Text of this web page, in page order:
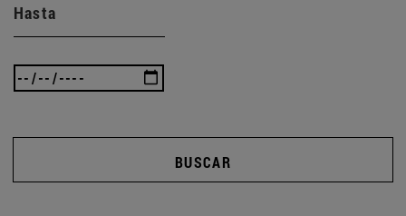
Hasta
BUSCAR